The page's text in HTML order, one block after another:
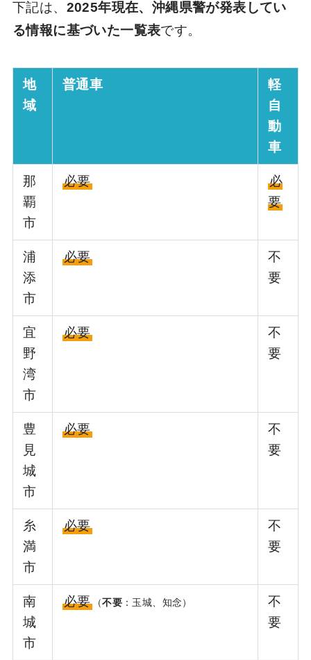
下記は、 2025年現在、沖縄県警が発表してい
る情報に基づいた一覧表です。
地
域
普通車
軽
自
動
車
那
覇
市
必要
必
要
浦
添
市
必要
不
要
宜
野
湾
市
必要
不
要
豊
見
城
市
必要
不
要
糸
満
市
必要
不
要
南
城
市
必要（不要 ：玉城、知念）
不
要